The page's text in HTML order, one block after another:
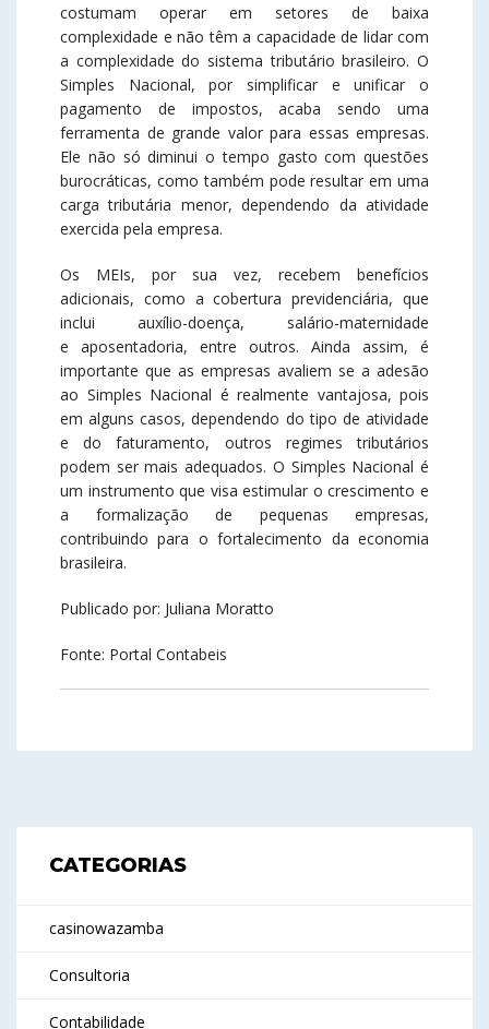
costumam operar em setores de baixa
complexidade e não têm a capacidade de lidar com
a complexidade do sistema tributário brasileiro. O
Simples Nacional, por simplificar e unificar o
pagamento de impostos, acaba sendo uma
ferramenta de grande valor para essas empresas.
Ele não só diminui o tempo gasto com questões
burocráticas, como também pode resultar em uma
carga tributária menor, dependendo da atividade
exercida pela empresa.
Os MEIs, por sua vez, recebem benefícios
adicionais, como a cobertura previdenciária, que
inclui auxílio-doença, salário-maternidade
e aposentadoria, entre outros. Ainda assim, é
importante que as empresas avaliem se a adesão
ao Simples Nacional é realmente vantajosa, pois
em alguns casos, dependendo do tipo de atividade
e do faturamento, outros regimes tributários
podem ser mais adequados. O Simples Nacional é
um instrumento que visa estimular o crescimento e
a formalização de pequenas empresas,
contribuindo para o fortalecimento da economia
brasileira.
Publicado por: Juliana Moratto
Fonte: Portal Contabeis
CATEGORIAS
casinowazamba
Consultoria
Contabilidade